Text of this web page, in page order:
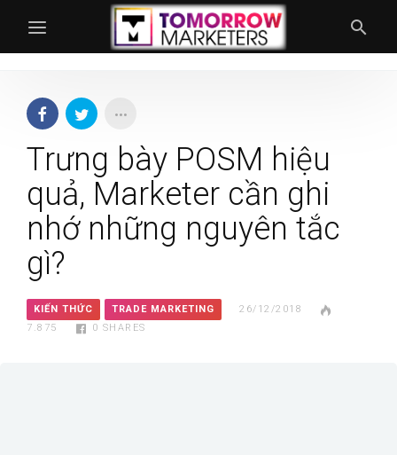
Trưng bày POSM hiệu
quả, Marketer cần ghi
nhớ những nguyên tắc
gì?
KIẾN THỨC TRADE MARKETING
26/12/2018
7.875
0 SHARES